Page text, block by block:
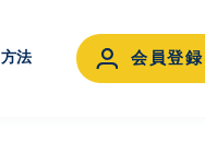
法 会員登録